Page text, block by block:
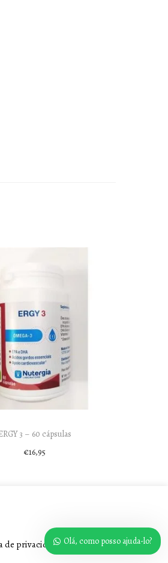
3 – 60 cápsulas
€16,95
privacidade e Termos e condições.
Olá, como posso ajuda-lo?